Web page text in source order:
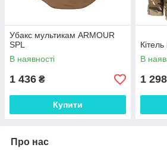
Убакс мультикам ARMOUR
SPL
В наявності
1 436 ₴
Купити
В
1 298
Про нас